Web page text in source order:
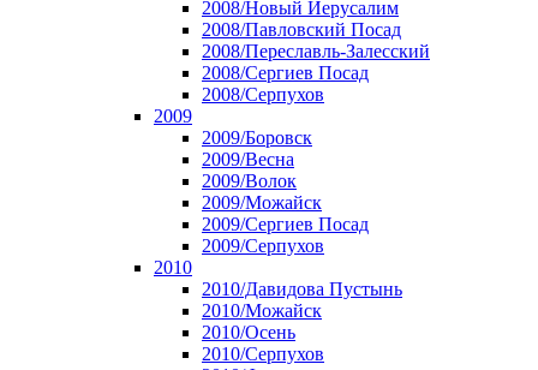
2008/Новый Иерусалим
2008/Павловский Посад
2008/Переславль-Залесский
2008/Сергиев Посад
2008/Серпухов
2009
2009/Боровск
2009/Весна
2009/Волок
2009/Можайск
2009/Сергиев Посад
2009/Серпухов
2010
2010/Давидова Пустынь
2010/Можайск
2010/Осень
2010/Серпухов